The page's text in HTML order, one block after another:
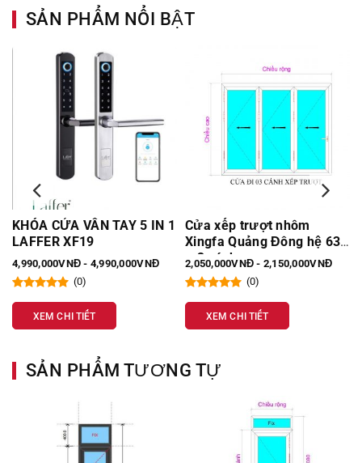
SẢN PHẨM NỔI BẬT
KHÓA CỬA VÂN TAY 5 IN 1
LAFFER XF19
4,990,000VNĐ - 4,990,000VNĐ
(0)
XEM CHI TIẾT
Cửa xếp trượt nhôm
Xingfa Quảng Đông hệ 63
– 3 cánh
2,050,000VNĐ - 2,150,000VNĐ
(0)
XEM CHI TIẾT
SẢN PHẨM TƯƠNG TỰ